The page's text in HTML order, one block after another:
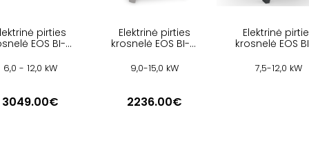
pirties
EOS BI-O
6,0 - 12,0 kW
3049.00€
Elektrinė pirties
krosnelė EOS BI-O
9,0-15,0 kW
2236.00€
Elektrinė
krosnelė EOS
7,5-12,0 kW